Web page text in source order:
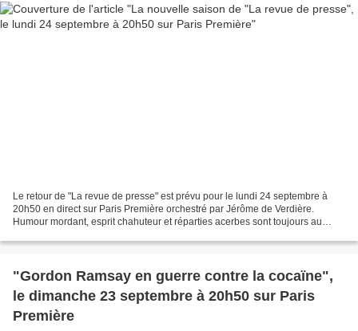
Le retour de "La revue de presse" est prévu pour le lundi 24 septembre à
20h50 en direct sur Paris Première orchestré par Jérôme de Verdière.
Humour mordant, esprit chahuteur et réparties acerbes sont toujours au
"Gordon Ramsay en guerre contre la cocaïne",
le dimanche 23 septembre à 20h50 sur Paris
Première